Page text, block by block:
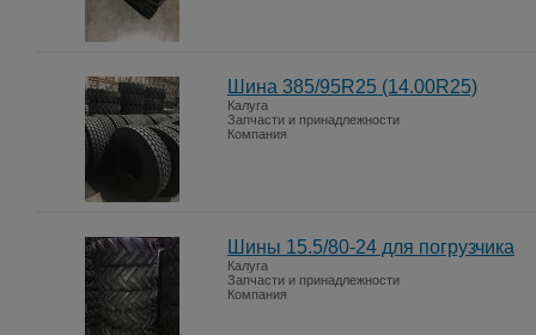
Шина 385/95R25 (14.00R25)
Калуга
Запчасти и принадлежности
Компания
Шины 15.5/80-24 для погрузчика
Калуга
Запчасти и принадлежности
Компания